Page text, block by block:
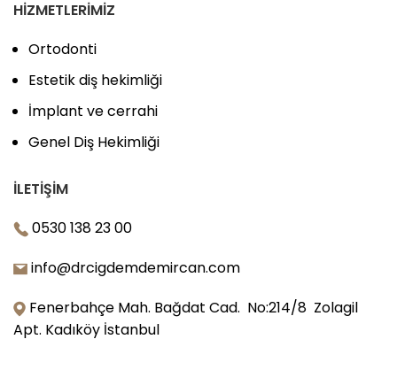
HIZMETLERIMIZ
Ortodonti
Estetik diş hekimliği
İmplant ve cerrahi
Genel Diş Hekimliği
İLETIŞIM
0530 138 23 00
info@drcigdemdemircan.com
Fenerbahçe Mah. Bağdat Cad. No:214/8 Zolagil
Apt. Kadıköy İstanbul